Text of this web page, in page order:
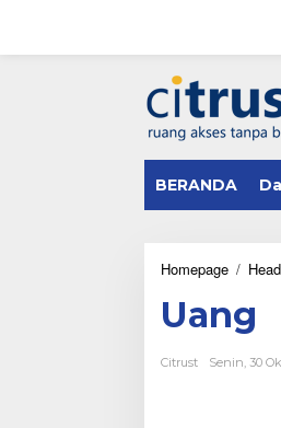
w
BERANDA
Homepage /
Uang
Citrust Senin, 30